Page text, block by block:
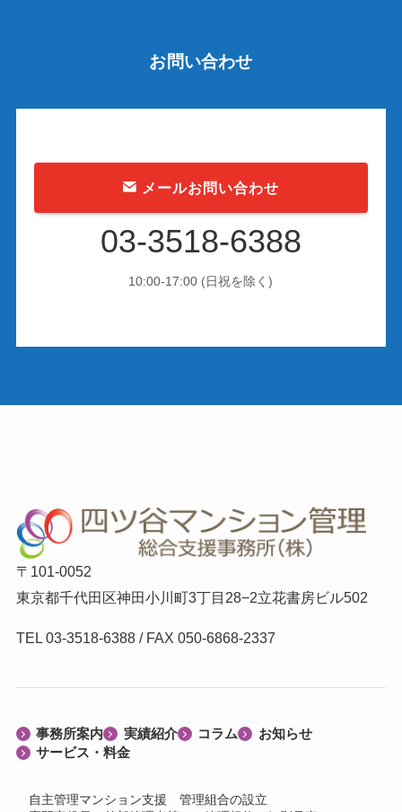
お問い合わせ
メールお問い合わせ
03-3518-6388
10:00-17:00 (日祝を除く)
〒101-0052
東京都千代田区神田小川町3丁目28−2立花書房ビル502
TEL 03-3518-6388 / FAX 050-6868-2337
事務所案内 実績紹介 コラム
お知らせ
サービス・料金
自主管理マンション支援
管理組合の設立